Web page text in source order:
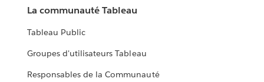
La communauté Tableau
Tableau Public
Groupes d'utilisateurs Tableau
Responsables de la Communauté